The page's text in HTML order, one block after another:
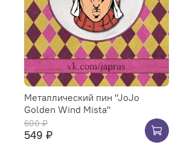
Металлический пин "JoJo
Golden Wind Mista"
600 ₽
549 ₽